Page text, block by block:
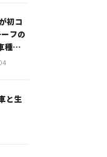
初コ
フの
種が
マ
と生